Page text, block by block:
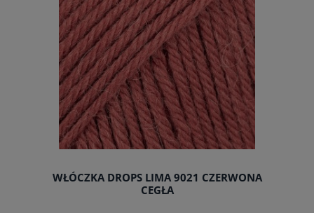
WŁÓCZKA DROPS LIMA 9021 CZERWONA
CEGŁA